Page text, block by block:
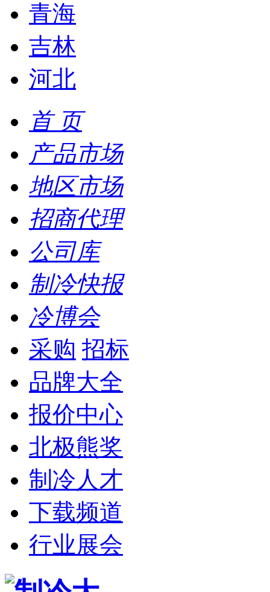
青海
吉林
河北
首 页
产品市场
地区市场
招商代理
公司库
制冷快报
冷博会
采购 招标
品牌大全
报价中心
北极熊奖
制冷人才
下载频道
行业展会